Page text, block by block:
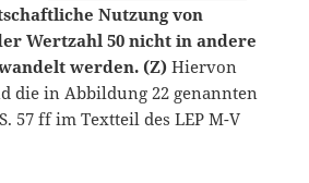
Nutzung von
Wertzahl 50 nicht in andere
werden. (Z) Hiervon
die in Abbildung 22 genannten
57 ff im Textteil des LEP M-V